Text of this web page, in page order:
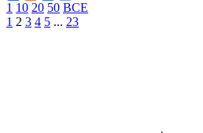
1 10 20 50 ВСЕ
1 2 3 4 5 ... 23